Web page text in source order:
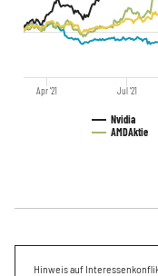
Nvidia
AMDAktie
Jul '21
Apr '21
Hinweis auf